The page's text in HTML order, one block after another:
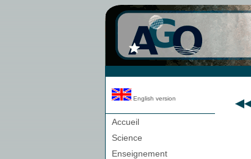
English version
Accueil
Science
Enseignement